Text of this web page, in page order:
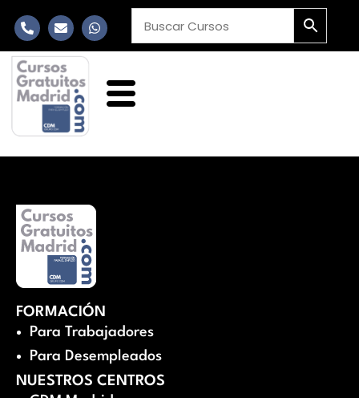
FORMACIÓN
Para Trabajadores
Para Desempleados
NUESTROS CENTROS